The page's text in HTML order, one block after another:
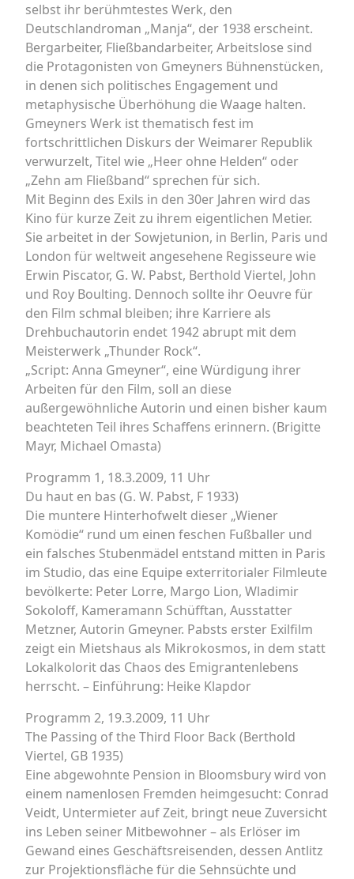
selbst ihr berühmtestes Werk, den
Deutschlandroman „Manja“, der 1938 erscheint.
Bergarbeiter, Fließbandarbeiter, Arbeitslose sind
die Protagonisten von Gmeyners Bühnenstücken,
in denen sich politisches Engagement und
metaphysische Überhöhung die Waage halten.
Gmeyners Werk ist thematisch fest im
fortschrittlichen Diskurs der Weimarer Republik
verwurzelt, Titel wie „Heer ohne Helden“ oder
„Zehn am Fließband“ sprechen für sich.
Mit Beginn des Exils in den 30er Jahren wird das
Kino für kurze Zeit zu ihrem eigentlichen Metier.
Sie arbeitet in der Sowjetunion, in Berlin, Paris und
London für weltweit angesehene Regisseure wie
Erwin Piscator, G. W. Pabst, Berthold Viertel, John
und Roy Boulting. Dennoch sollte ihr Oeuvre für
den Film schmal bleiben; ihre Karriere als
Drehbuchautorin endet 1942 abrupt mit dem
Meisterwerk „Thunder Rock“.
„Script: Anna Gmeyner“, eine Würdigung ihrer
Arbeiten für den Film, soll an diese
außergewöhnliche Autorin und einen bisher kaum
beachteten Teil ihres Schaffens erinnern. (Brigitte
Mayr, Michael Omasta)
Programm 1, 18.3.2009, 11 Uhr
Du haut en bas (G. W. Pabst, F 1933)
Die muntere Hinterhofwelt dieser „Wiener
Komödie“ rund um einen feschen Fußballer und
ein falsches Stubenmädel entstand mitten in Paris
im Studio, das eine Equipe exterritorialer Filmleute
bevölkerte: Peter Lorre, Margo Lion, Wladimir
Sokoloff, Kameramann Schüfftan, Ausstatter
Metzner, Autorin Gmeyner. Pabsts erster Exilfilm
zeigt ein Mietshaus als Mikrokosmos, in dem statt
Lokalkolorit das Chaos des Emigrantenlebens
herrscht. – Einführung: Heike Klapdor
Programm 2, 19.3.2009, 11 Uhr
The Passing of the Third Floor Back (Berthold
Viertel, GB 1935)
Eine abgewohnte Pension in Bloomsbury wird von
einem namenlosen Fremden heimgesucht: Conrad
Veidt, Untermieter auf Zeit, bringt neue Zuversicht
ins Leben seiner Mitbewohner – als Erlöser im
Gewand eines Geschäftsreisenden, dessen Antlitz
zur Projektionsfläche für die Sehnsüchte und